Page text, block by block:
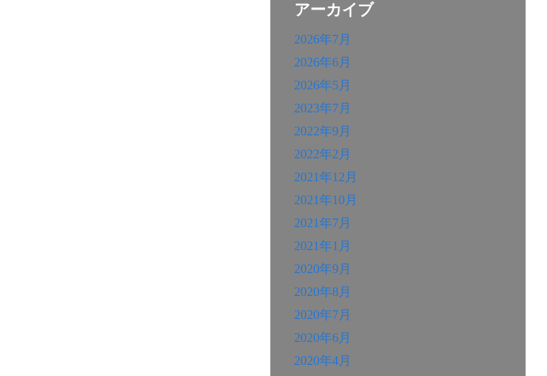
アーカイブ
2026年7月
2026年6月
2026年5月
2023年7月
2022年9月
2022年2月
2021年12月
2021年10月
2021年7月
2021年1月
2020年9月
2020年8月
2020年7月
2020年6月
2020年4月